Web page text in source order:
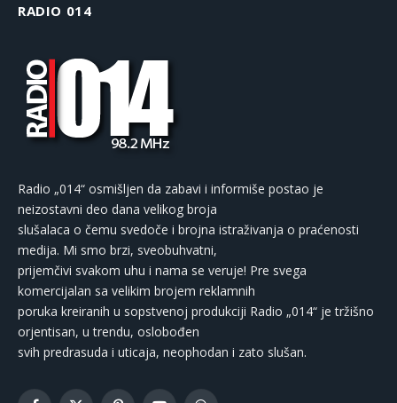
RADIO 014
Radio „014“ osmišljen da zabavi i informiše postao je
neizostavni deo dana velikog broja
slušalaca o čemu svedoče i brojna istraživanja o praćenosti
medija. Mi smo brzi, sveobuhvatni,
prijemčivi svakom uhu i nama se veruje! Pre svega
komercijalan sa velikim brojem reklamnih
poruka kreiranih u sopstvenoj produkciji Radio „014“ je tržišno
orjentisan, u trendu, oslobođen
svih predrasuda i uticaja, neophodan i zato slušan.